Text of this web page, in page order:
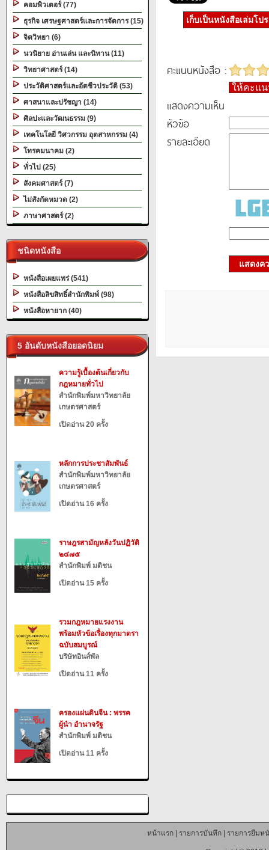
คอมพิวเตอร์ (77)
ธุรกิจ เศรษฐศาสตร์และการจัดการ (15)
จิตวิทยา (6)
นวนิยาย อ่านเล่น และนิทาน (11)
วิทยาศาสตร์ (14)
ประวัติศาสตร์และอัตชีวประวัติ (53)
ศาสนาและปรัชญา (14)
ศิลปะและวัฒนธรรม (9)
เทคโนโลยี วิศวกรรม อุตสาหกรรม (4)
โทรคมนาคม (2)
ทั่วไป (25)
สังคมศาสตร์ (7)
ไม่สังกัดหมวด (2)
ภาษาศาสตร์ (2)
ชนิดหนังสือ
หนังสือเผยแพร่ (541)
หนังสือลิขสิทธิ์สำนักพิมพ์ (98)
หนังสือหายาก (40)
5 อันดับหนังสือยอดนิยม
ความรู้เบื้องต้นเกี่ยวกับ
กฎหมายทั่วไป
สำนักพิมพ์มหาวิทยาลัย
เกษตรศาสตร์
เปิดอ่าน 20 ครั้ง
หลักการประชาสัมพันธ์
สำนักพิมพ์มหาวิทยาลัย
เกษตรศาสตร์
เปิดอ่าน 16 ครั้ง
ราษฎรสามัญหลังวันปฏิวัติ
๒๔๗๕
สำนักพิมพ์ มติชน
เปิดอ่าน 15 ครั้ง
รวมกฎหมายแรงงาน
พร้อมหัวข้อเรื่องทุกมาตรา
ฉบับสมบูรณ์
บริษัทอินส์พัล
เปิดอ่าน 11 ครั้ง
ครองแผ่นดินจีน : พรรค
ผู้นำ อำนาจรัฐ
สำนักพิมพ์ มติชน
เปิดอ่าน 11 ครั้ง
เก็บเป็นหนังสือเล่มโป
คะแนนหนังสือ :
ให้คะแ
แสดงความเห็น
หัวข้อ
รายละเอียด
แสดงค
หน้าแรก| รายการบันทึก| รายการยืมห